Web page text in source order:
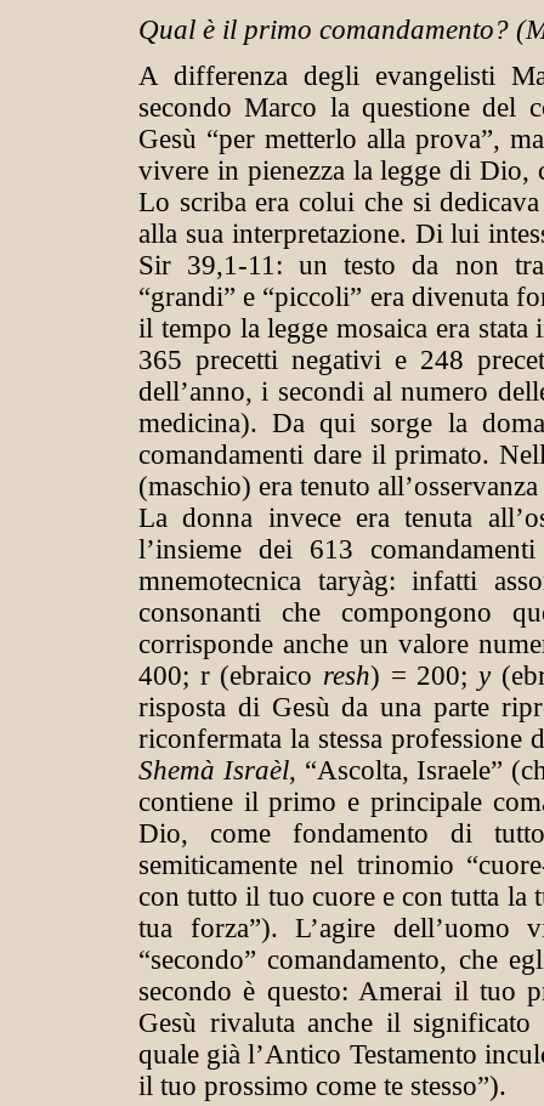
Qual è il primo comandamento?
A differenza degli evangelisti
secondo Marco la questione del
Gesù “per metterlo alla prova”,
vivere in pienezza la legge di Dio,
Lo scriba era colui che si
alla sua interpretazione. Di lui
Sir 39,1-11: un testo da non
“grandi” e “piccoli” era divenuta
il tempo la legge mosaica era
365 precetti negativi e 248
dell’anno, i secondi al numero
medicina). Da qui sorge la
comandamenti dare il primato.
(maschio) era tenuto
La donna invece era tenuta
l’insieme dei 613
mnemotecnica taryàg: infatti
consonanti che compongono
corrisponde anche un valore
400; r (ebraico resh) = 200;y
risposta di Gesù da una parte
riconfermata la stessa professione
Shemà Israèl, “Ascolta, Israele”
contiene il primo e principale
Dio, come fondamento di
semiticamente nel trinomio
con tutto il tuo cuore e con tutta la
tua forza”). L’agire
“secondo” comandamento, che
secondo è questo: Amerai il tuo
Gesù rivaluta anche il
quale già l’Antico Testamento
il tuo prossimo come te stesso”).